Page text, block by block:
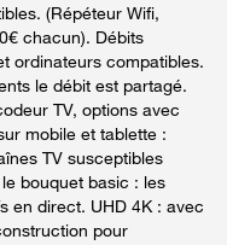
(Répéteur Wifi,
chacun). Débits
ordinateurs compatibles.
le débit est partagé.
TV, options avec
mobile et tablette :
TV susceptibles
bouquet basic : les
en direct. UHD 4K : avec
pour